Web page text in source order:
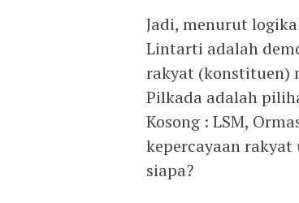
Jadi, menurut
Lintarti adalah
rakyat (konstituen)
Pilkada adalah
Kosong : LSM,
kepercayaan
siapa?